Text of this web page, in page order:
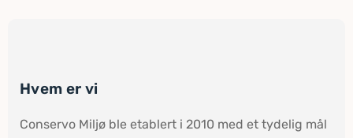
Hvem er vi
Conservo Miljø ble etablert i 2010 med et tydelig mål